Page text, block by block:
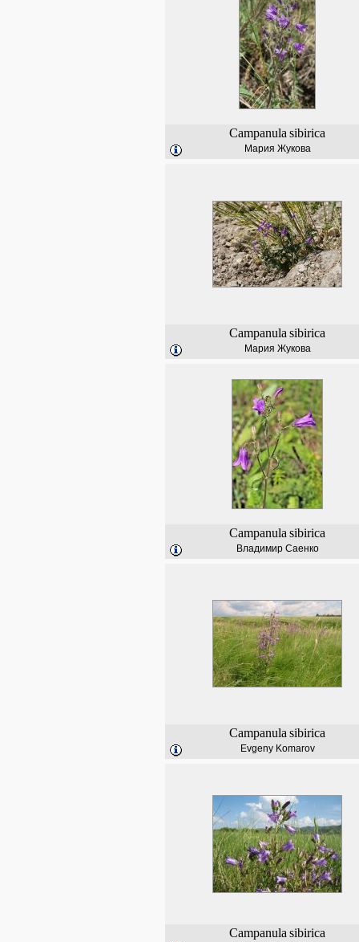
Campanula sibirica
Мария Жукова
Campanula sibirica
Мария Жукова
Campanula sibirica
Владимир Саенко
Campanula sibirica
Evgeny Komarov
Campanula sibirica